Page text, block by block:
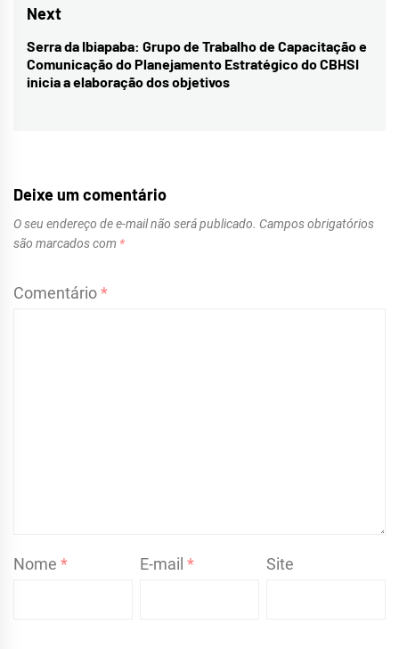
Post
post:
Next
Next
post:
Serra da Ibiapaba: Grupo de Trabalho de Capacitação e
Comunicação do Planejamento Estratégico do CBHSI
inicia a elaboração dos objetivos
Deixe um comentário
O seu endereço de e-mail não será publicado. Campos obrigatórios
são marcados com *
Comentário*
Nome * E-mail* Site